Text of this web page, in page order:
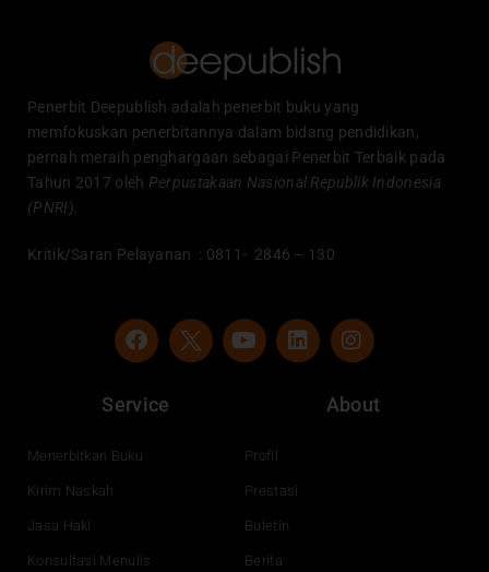
Penerbit Deepublish adalah penerbit buku yang
memfokuskan penerbitannya dalam bidang pendidikan,
pernah meraih penghargaan sebagai Penerbit Terbaik pada
Tahun 2017 oleh Perpustakaan Nasional Republik Indonesia
(PNRI).
Kritik/Saran Pelayanan : 0811- 2846 – 130
F
a
e
b
o
Y
o
e
L
i
n
I
n
t
a
Service
Menerbitkan Buku
Kirim Naskah
Jasa Haki
Konsultasi Menulis
About
Profil
Prestasi
Buletin
Berita